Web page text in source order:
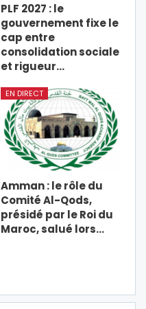
PLF 2027 : le
gouvernement fixe le
cap entre
consolidation sociale
et rigueur…
EN DIRECT
Amman : le rôle du
Comité Al-Qods,
présidé par le Roi du
Maroc, salué lors…